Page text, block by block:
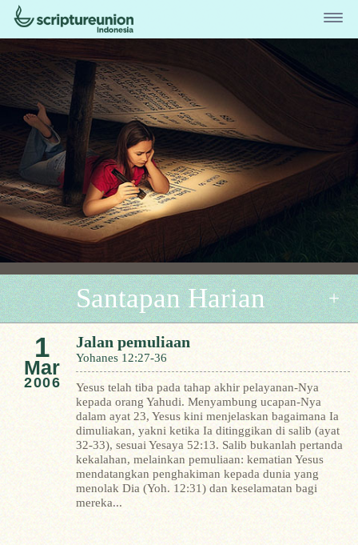
Santapan Harian
1
Mar
2006
Jalan pemuliaan
Yohanes 12:27-36
Yesus telah tiba pada tahap akhir pelayanan-Nya
kepada orang Yahudi. Menyambung ucapan-Nya
dalam ayat 23, Yesus kini menjelaskan bagaimana Ia
dimuliakan, yakni ketika Ia ditinggikan di salib (ayat
32-33), sesuai Yesaya 52:13. Salib bukanlah pertanda
kekalahan, melainkan pemuliaan: kematian Yesus
mendatangkan penghakiman kepada dunia yang
menolak Dia (Yoh. 12:31) dan keselamatan bagi
mereka...